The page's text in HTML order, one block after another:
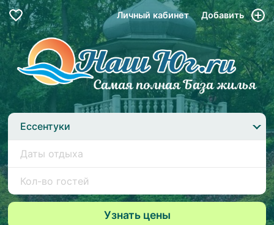
Личный кабинет Добавить
Ессентуки